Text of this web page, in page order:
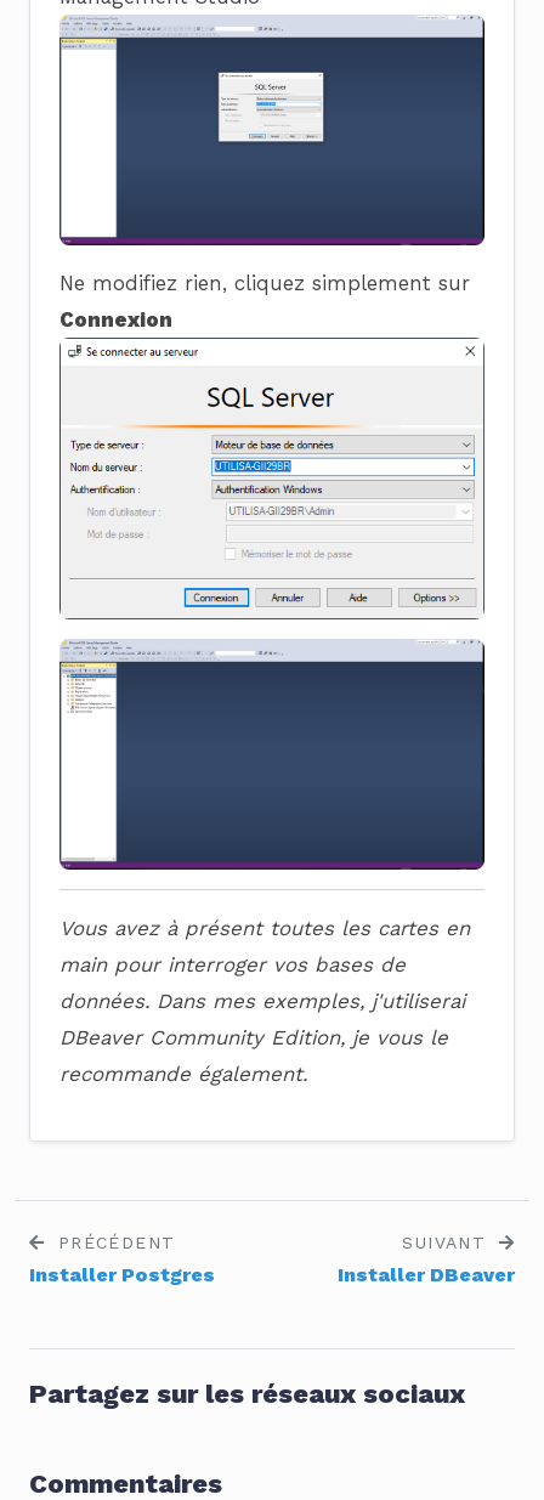
Ne modifiez rien, cliquez simplement sur
Connexion
Vous avez à présent toutes les cartes en
main pour interroger vos bases de
données. Dans mes exemples, j'utiliserai
DBeaver Community Edition, je vous le
recommande également.
PRÉCÉDENT
Installer Postgres
SUIVANT
Installer DBeaver
Partagez sur les réseaux sociaux
Commentaires